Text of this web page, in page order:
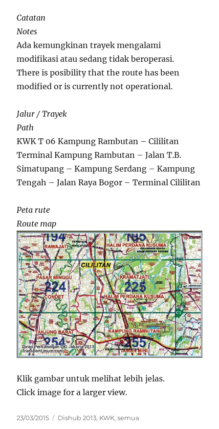
Catatan
Notes
Ada kemungkinan trayek mengalami
modifikasi atau sedang tidak beroperasi.
There is posibility that the route has been
modified or is currently not operational.
Jalur / Trayek
Path
KWK T 06 Kampung Rambutan – Cililitan
Terminal Kampung Rambutan – Jalan T.B.
Simatupang – Kampung Serdang – Kampung
Tengah – Jalan Raya Bogor – Terminal Cililitan
Peta rute
Route map
Klik gambar untuk melihat lebih jelas.
Click image for a larger view.
Posted
23/03/2015 Categories
Dishub 2013, KWK,semua